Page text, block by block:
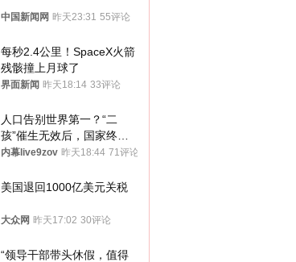
中国新闻网 昨天23:31 55评论
每秒2.4公里！SpaceX火箭
残骸撞上月球了
界面新闻 昨天18:14 33评论
人口告别世界第一？“二
孩”催生无效后，国家终于
向住房出手了！
内幕live9zov 昨天18:44 71评论
美国退回1000亿美元关税
大众网 昨天17:02 30评论
“领导干部带头休假，值得